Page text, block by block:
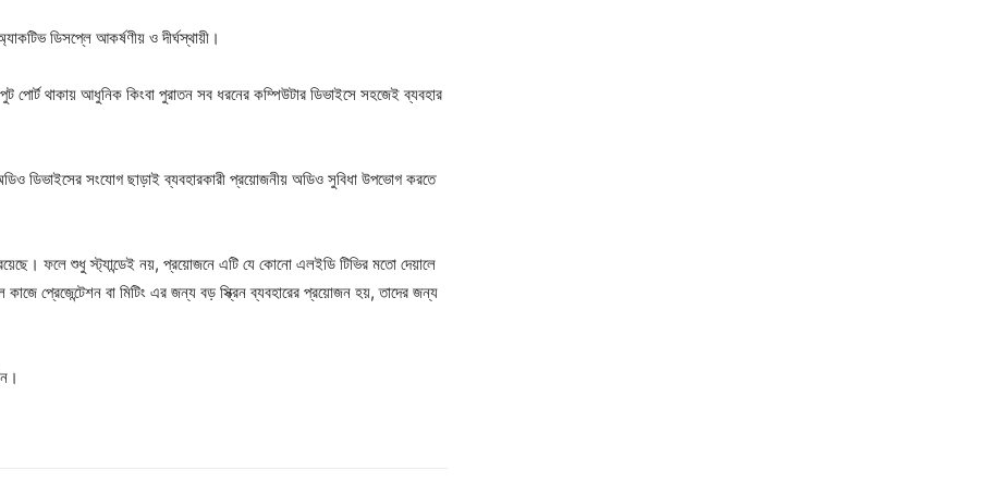
ডিসপ্লে আকর্ষণীয় ও দীর্ঘস্থায়ী।
থাকায় আধুনিক কিংবা পুরাতন সব ধরনের কম্পিউটার ডিভাইসে সহজেই ব্যবহার
ডিভাইসের সংযোগ ছাড়াই ব্যবহারকারী প্রয়োজনীয় অডিও সুবিধা উপভোগ করতে
ফলে শুধু স্ট্যান্ডেই নয়, প্রয়োজনে এটি যে কোনো এলইডি টিভির মতো দেয়ালে
কাজে প্রেজেন্টেশন বা মিটিং এর জন্য বড় স্ক্রিন ব্যবহারের প্রয়োজন হয়, তাদের জন্য